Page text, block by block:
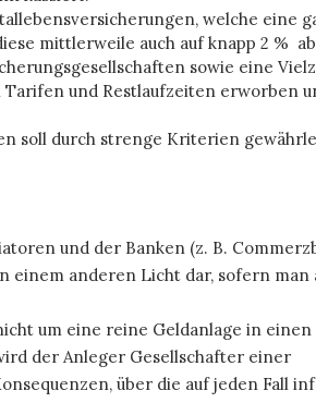
welche eine
mittlerweile auch auf knapp 2 %
sowie eine
und Restlaufzeiten erworben
soll durch strenge Kriterien
und der Banken (z. B.
einem anderen Licht dar, sofern man
um eine reine Geldanlage in
der Anleger Gesellschafter einer
über die auf jeden Fall